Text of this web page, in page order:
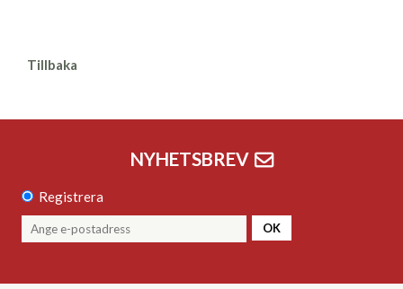
Tillbaka
NYHETSBREV
Registrera
OK